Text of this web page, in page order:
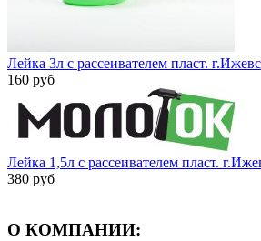
Лейка 3л с рассеивателем пласт.
160 руб
Лейка 1,5л с рассеивателем пласт.
380 руб
О КОМПАНИИ: